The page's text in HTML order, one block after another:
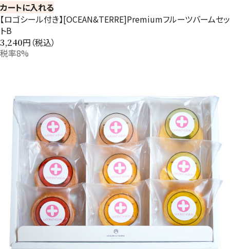
カートに入れる
【ロゴシール付き】[OCEAN&TERRE]Premiumフルーツバームセッ
トB
3,240円（税込）
税率8%